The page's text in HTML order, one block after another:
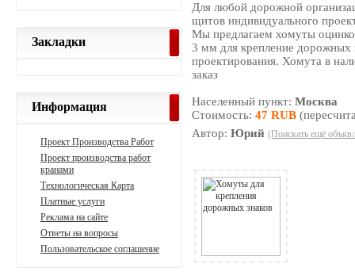
Для любой дорожной
щитов индивидуального
Мы предлагаем хомуты
3 мм для крепление дорожных
проектирования. Хомута в
заказ
Населенный пункт:Москва
Стоимость:47 RUB
Автор:Юрий (Поискать ещё
Закладки
Информация
Проект Производства Работ
Проект производства работ
кранами
Технологическая Карта
Платные услуги
Реклама на сайте
Ответы на вопросы
Пользовательское соглашение